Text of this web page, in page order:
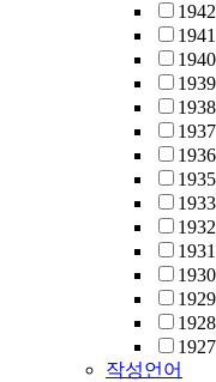
1942
1941
1940
1939
1938
1937
1936
1935
1933
1932
1931
1930
1929
1928
1927
작성언어